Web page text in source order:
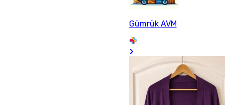
Gümrük AVM